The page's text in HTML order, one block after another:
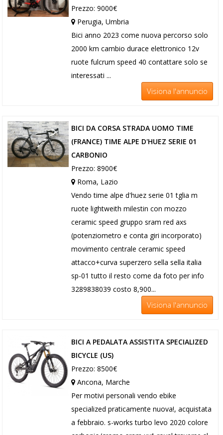
Prezzo: 9000€
Perugia, Umbria
Bici anno 2023 come nuova percorso solo
2000 km cambio durace elettronico 12v
ruote fulcrum speed 40 contattare solo se
interessati ...
Visiona l'annuncio
BICI DA CORSA STRADA UOMO TIME
(FRANCE) TIME ALPE D'HUEZ SERIE 01
CARBONIO
Prezzo: 8900€
Roma, Lazio
Vendo time alpe d'huez serie 01 tglia m
ruote lightweith milestin con mozzo
ceramic speed gruppo sram red axs
(potenziometro e conta giri incorporato)
movimento centrale ceramic speed
attacco+curva superzero sella sella italia
sp-01 tutto il resto come da foto per info
3289838039 costo 8,900...
Visiona l'annuncio
BICI A PEDALATA ASSISTITA SPECIALIZED
BICYCLE (US)
Prezzo: 8500€
Ancona, Marche
Per motivi personali vendo ebike
specialized praticamente nuova!, acquistata
a febbraio. s-works turbo levo 2020 colore